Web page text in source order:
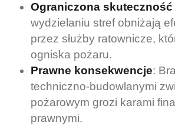
Ograniczona skuteczność
wydzielaniu stref obniżają
przez służby ratownicze,
ogniska pożaru.
Prawne konsekwencje:
techniczno-budowlanymi
pożarowym grozi karami
prawnymi.